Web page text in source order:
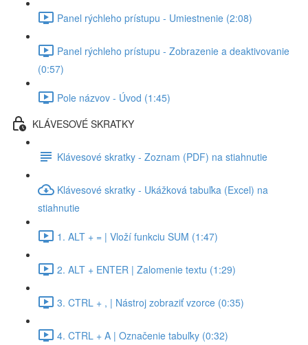
Panel rýchleho prístupu - Umiestnenie (2:08)
Panel rýchleho prístupu - Zobrazenie a deaktivovanie
(0:57)
Pole názvov - Úvod (1:45)
KLÁVESOVÉ SKRATKY
Klávesové skratky - Zoznam (PDF) na stiahnutie
Klávesové skratky - Ukážková tabuľka (Excel) na
stiahnutie
1. ALT + = | Vloží funkciu SUM (1:47)
2. ALT + ENTER | Zalomenie textu (1:29)
3. CTRL + , | Nástroj zobraziť vzorce (0:35)
4. CTRL + A | Označenie tabuľky (0:32)